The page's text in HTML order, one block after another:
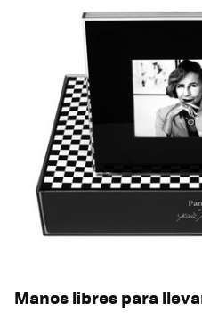
Manos libres para